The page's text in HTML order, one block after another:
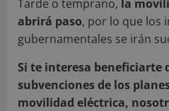
Tarde o temprano, la
abrirá paso, por lo que los
gubernamentales se irán
Si te interesa beneficiarte
subvenciones de los
movilidad eléctrica,